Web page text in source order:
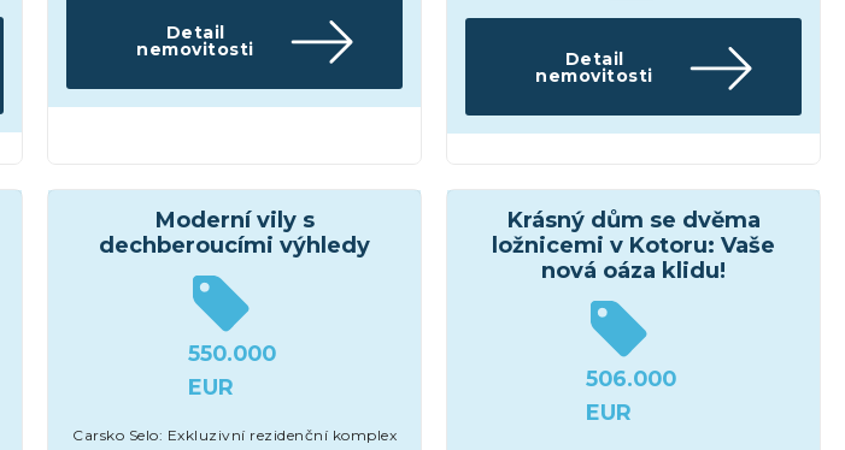
Detail
nemovitosti Detail
nemovitosti
Moderní vily s
dechberoucími výhledy
550.000
EUR
Carsko Selo: Exkluzivní rezidenční komplex
Krásný dům se dvěma
ložnicemi v Kotoru: Vaše
nová oáza klidu!
506.000
EUR